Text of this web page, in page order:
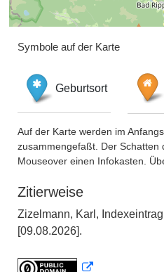
Symbole auf der Karte
Geburtsort
Auf der Karte werden im
zusammengefaßt. Der Schatten
Mouseover einen Infokasten.
Zitierweise
Zizelmann, Karl,
[09.08.2026].